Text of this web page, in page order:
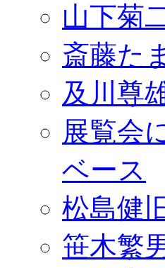
山下菊
斎藤た
及川尊
展覧会
ベース
松島健
笹木繁